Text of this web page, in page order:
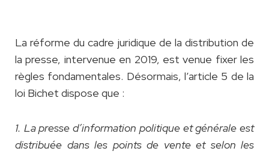
La réforme du cadre juridique de la distribution de
la presse, intervenue en 2019, est venue fixer les
règles fondamentales. Désormais, l’article 5 de la
loi Bichet dispose que :
1. La presse d’information politique et générale est
distribuée dans les points de vente et selon les